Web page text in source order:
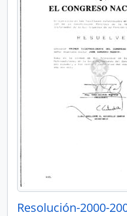
Resolución-2000-